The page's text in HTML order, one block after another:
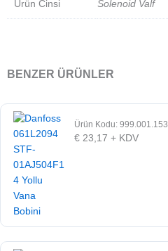
Ürün Cinsi Solenoid Valf
BENZER ÜRÜNLER
Ürün Kodu: 999.001.153
€ 23,17 + KDV